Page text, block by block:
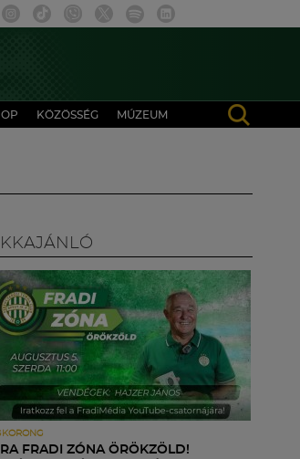
KÖZÖSSÉG MÚZEUM
FRADI ZÓNA ÖRÖKZÖLD!